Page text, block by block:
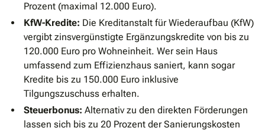
Prozent (maximal 12.000 Euro).
KfW-Kredite: Die Kreditanstalt für Wiederaufbau (KfW)
vergibt zinsvergünstigte Ergänzungskredite von bis zu
120.000 Euro pro Wohneinheit. Wer sein Haus
umfassend zum Effizienzhaus saniert, kann sogar
Kredite bis zu 150.000 Euro inklusive
Tilgungszuschuss erhalten.
Steuerbonus: Alternativ zu den direkten Förderungen
lassen sich bis zu 20 Prozent der Sanierungskosten